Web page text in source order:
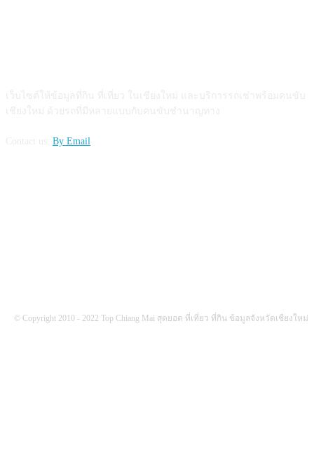
By Email
© Copyright 2010 - 2022 Top Chiang Mai สุดยอด ที่เที่ยว ที่กิน ข้อมูลจังหวัดเชียงใหม่